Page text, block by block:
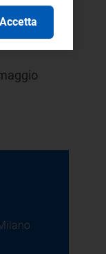
da
Accetta